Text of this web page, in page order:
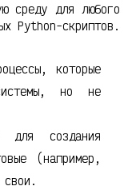
среду для любого
Python-скриптов.
которые
но не
создания
(например,